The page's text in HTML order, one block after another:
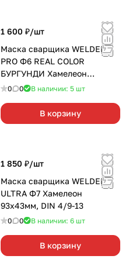
1 600 ₽/шт
Маска сварщика WELDER
PRO Ф6 REAL COLOR
БУРГУНДИ Хамелеон
93x43мм, DIN 4/9-13
0 0 В наличии: 5 шт
В корзину
1 850 ₽/шт
Маска сварщика WELDER
ULTRA Ф7 Хамелеон
93x43мм, DIN 4/9-13
0 0 В наличии: 6 шт
В корзину